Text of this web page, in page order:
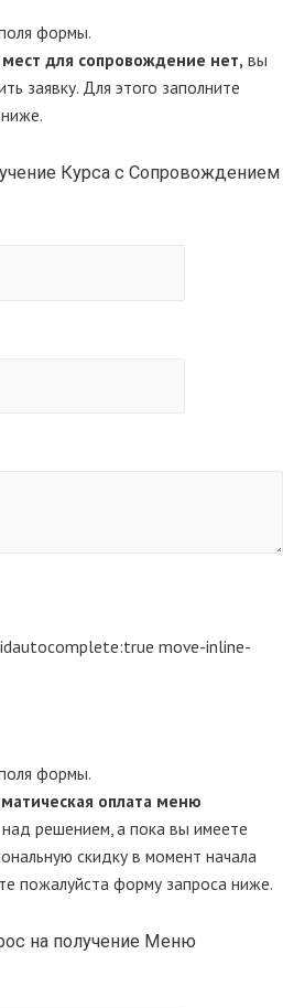
формы.
для сопровождение нет, вы
заявку. Для этого заполните
Курса с Сопровождением
move-inline-
формы.
оплата меню
решением, а пока вы имеете
скидку в момент начала
пожалуйста форму запроса ниже.
на получение Меню